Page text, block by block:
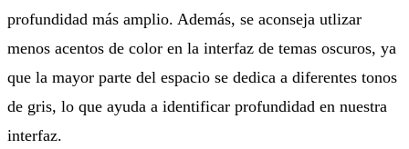
profundidad más amplio. Además, se aconseja utlizar
menos acentos de color en la interfaz de temas oscuros, ya
que la mayor parte del espacio se dedica a diferentes tonos
de gris, lo que ayuda a identificar profundidad en nuestra
interfaz.